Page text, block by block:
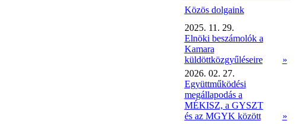
Közös dolgaink
2025. 11. 29.
Elnöki beszámolók a
Kamara
küldöttközgyűléseire
»
2026. 02. 27.
Együttműködési
megállapodás a
MÉKISZ, a GYSZT
és az MGYK között
»